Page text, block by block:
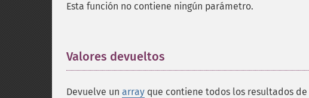
Esta función no contiene ningún parámetro.
Valores devueltos
Devuelve un array que contiene todos los resultados de